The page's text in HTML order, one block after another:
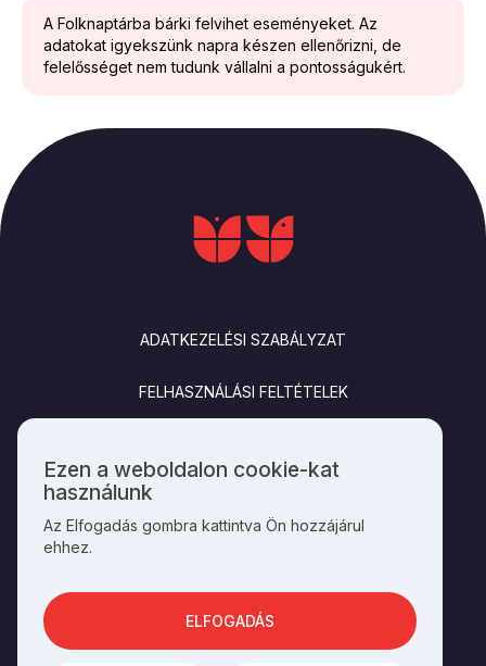
A Folknaptárba bárki felvihet eseményeket. Az
adatokat igyekszünk napra készen ellenőrizni, de
felelősséget nem tudunk vállalni a pontosságukért.
ADATKEZELÉSI SZABÁLYZAT
FELHASZNÁLÁSI FELTÉTELEK
SOCIALS
Személyes
adatok
és
cookie-
használata
Ezen a weboldalon cookie-kat
használunk
Az Elfogadás gombra kattintva Ön hozzájárul
ehhez.
ELFOGADÁS